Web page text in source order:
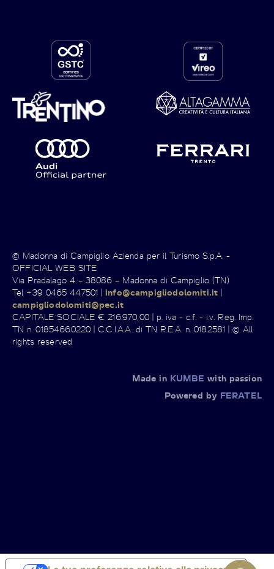
© Madonna di Campiglio Azienda per il Turismo S.p.A. -
OFFICIAL WEB SITE
Via Pradalago 4 – 38086 – Madonna di Campiglio (TN)
Tel +39 0465 447501 |info@campigliodolomiti.it |
campigliodolomiti@pec.it
CAPITALE SOCIALE € 216.970,00 | p. iva - c.f. - i.v. Reg. Imp.
TN n. 01854660220 | C.C.I.A.A. di TN R.E.A. n. 0182581 | © All
rights reserved
Made in KUMBE with passion
Powered by FERATEL